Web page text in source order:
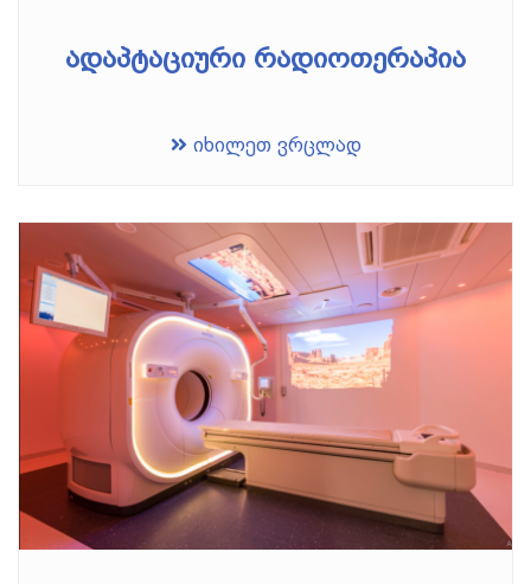
ადაპტაციური რადიოთერაპია
იხილეთ ვრცლად